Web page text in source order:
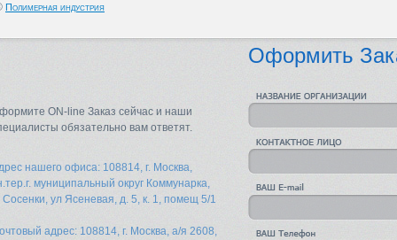
Полимерная индустрия
ON-line Заказ сейчас и наши
обязательно вам ответят.
нашего офиса: 108814, г. Москва,
муниципальный округ Коммунарка,
Сосенки, ул Ясеневая, д. 5, к. 1, помещ 5/1
адрес: 108814, г. Москва, а/я 2608,
Оформить